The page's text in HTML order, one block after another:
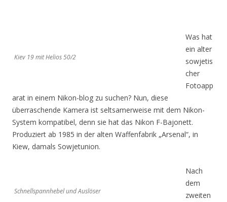
Kiev 19 mit Helios 50/2
Was hat
ein alter
sowjetis
cher
Fotoapp
arat in einem Nikon-blog zu suchen? Nun, diese
überraschende Kamera ist seltsamerweise mit dem Nikon-
System kompatibel, denn sie hat das Nikon F-Bajonett.
Produziert ab 1985 in der alten Waffenfabrik „Arsenal“, in
Kiew, damals Sowjetunion.
Schnellspannhebel und Auslöser
Nach
dem
zweiten